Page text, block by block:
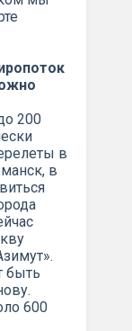
200
в
в
быть
600